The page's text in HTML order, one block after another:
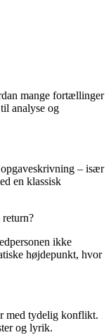
mange fortællinger
analyse og
– især
en klassisk
ikke
højdepunkt, hvor
med tydelig konflikt.
og lyrik.